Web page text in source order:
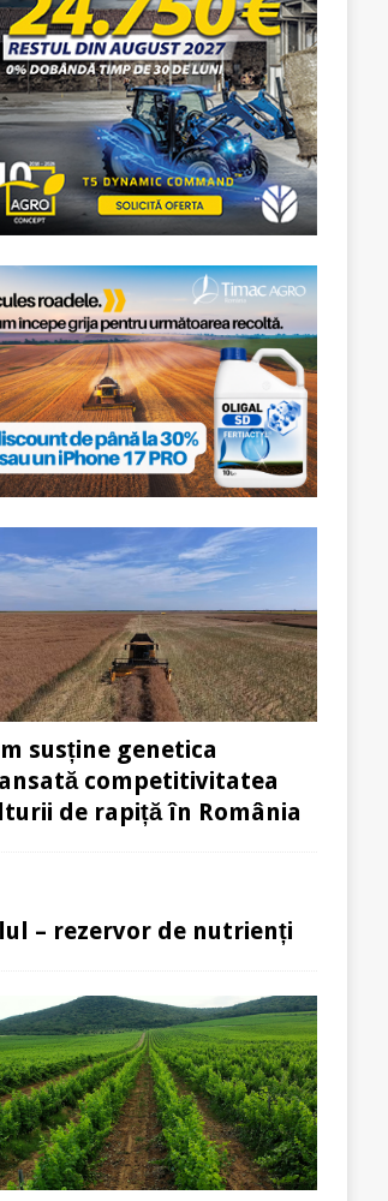
susține genetica
competitivitatea
de rapiță în România
– rezervor de nutrienți